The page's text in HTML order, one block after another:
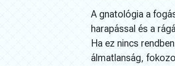
A gnatológia a
harapással és a
Ha ez nincs
álmatlanság,